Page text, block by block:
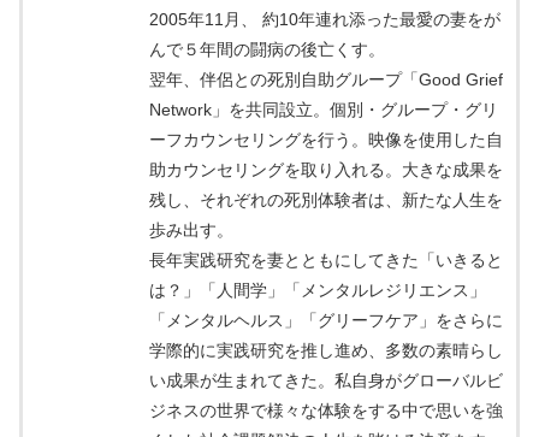
2005年11月、 約10年連れ添った最愛の妻をが
んで５年間の闘病の後亡くす。
翌年、伴侶との死別自助グループ「Good Grief
Network」を共同設立。個別・グループ・グリ
ーフカウンセリングを行う。映像を使用した自
助カウンセリングを取り入れる。大きな成果を
残し、それぞれの死別体験者は、新たな人生を
歩み出す。
長年実践研究を妻とともにしてきた「いきると
は？」「人間学」「メンタルレジリエンス」
「メンタルヘルス」「グリーフケア」をさらに
学際的に実践研究を推し進め、多数の素晴らし
い成果が生まれてきた。私自身がグローバルビ
ジネスの世界で様々な体験をする中で思いを強